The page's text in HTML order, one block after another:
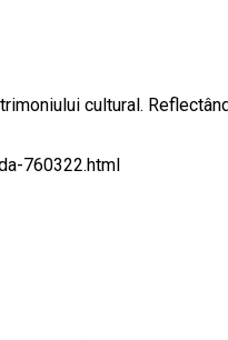
cultural.
760322.html